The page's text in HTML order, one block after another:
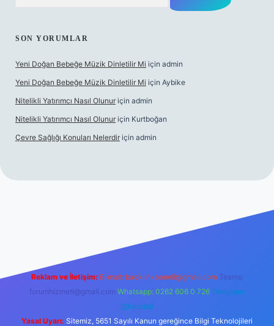
SON YORUMLAR
Yeni Doğan Bebeğe Müzik Dinletilir Mi için admin
Yeni Doğan Bebeğe Müzik Dinletilir Mi için Aybike
Nitelikli Yatırımcı Nasıl Olunur için admin
Nitelikli Yatırımcı Nasıl Olunur için Kurtboğan
Çevre Sağlığı Konuları Nelerdir için admin
Reklam ve İletişim: E-mail: backlinkpaneli@gmail.com Teams:
forumhizmeti@gmail.com Whatsapp: 0262 606 0 726 Telegram:
@karabul
Yasal Uyarı: Sitemiz, 5651 Sayılı Kanun gereğince Bilgi Teknolojileri